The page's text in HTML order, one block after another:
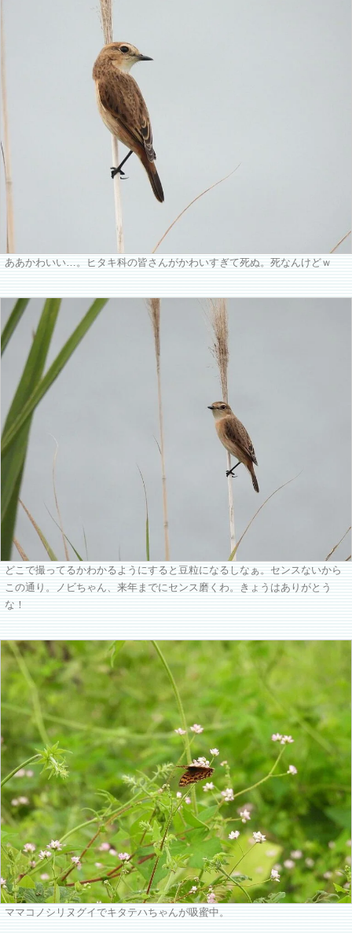
ああかわいい…。ヒタキ科の皆さんがかわいすぎて死ぬ。死なんけどｗ
どこで撮ってるかわかるようにすると豆粒になるしなぁ。センスないから
この通り。ノビちゃん、来年までにセンス磨くわ。きょうはありがとう
な！
ママコノシリヌグイでキタテハちゃんが吸蜜中。